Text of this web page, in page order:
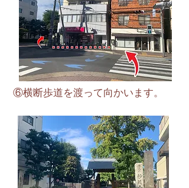
​⑥横断歩道を渡って向かいます。